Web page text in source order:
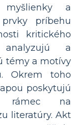
a
príbehu
kritického
a
témy a motívy
Okrem toho
poskytujú
rámec na
literatúry. Akt